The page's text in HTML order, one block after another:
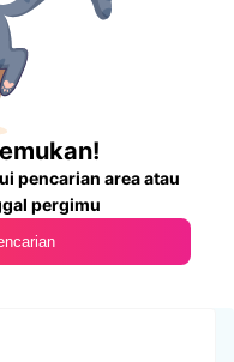
pencarian area atau
pergimu